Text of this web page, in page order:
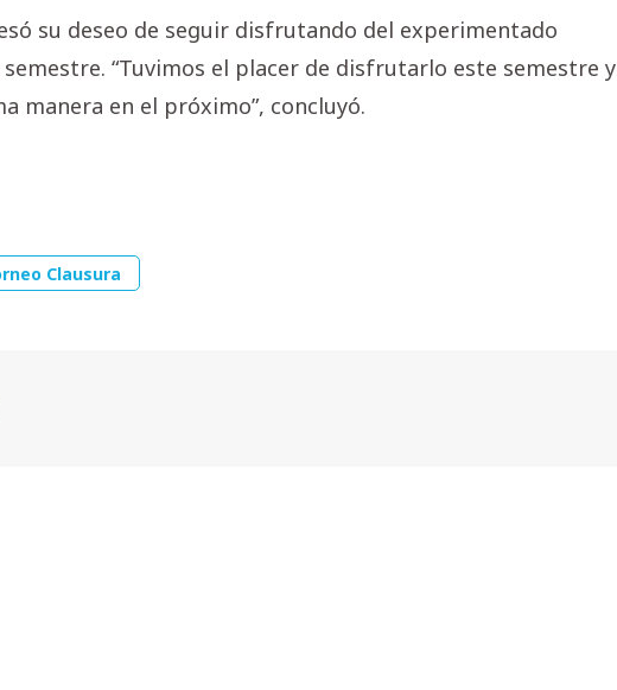
su deseo de seguir disfrutando del experimentado
“Tuvimos el placer de disfrutarlo este semestre y
manera en el próximo”, concluyó.
Clausura